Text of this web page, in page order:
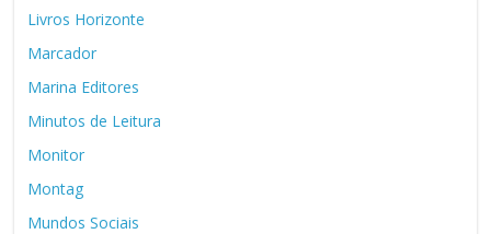
Livros Horizonte
Marcador
Marina Editores
Minutos de Leitura
Monitor
Montag
Mundos Sociais